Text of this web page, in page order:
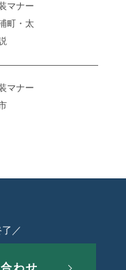
マナー
町・太
マナー
／
わせ